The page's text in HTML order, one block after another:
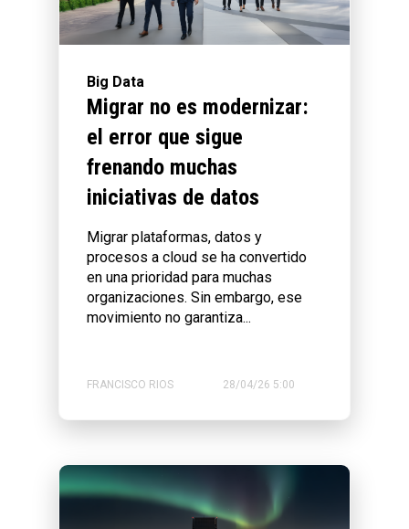
Big Data
Migrar no es modernizar:
el error que sigue
frenando muchas
iniciativas de datos
Migrar plataformas, datos y
procesos a cloud se ha convertido
en una prioridad para muchas
organizaciones. Sin embargo, ese
movimiento no garantiza...
FRANCISCO RIOS 28/04/26 5:00